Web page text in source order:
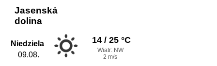
Jasenská
dolina
Niedziela
09.08.
14 / 25 °C
Wiatr: NW
2 m/s